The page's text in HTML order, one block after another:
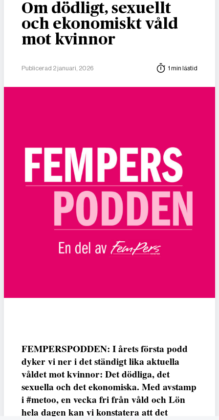
Om dödligt, sexuellt
och ekonomiskt våld
mot kvinnor
Publicerad 2 januari, 2026 1 min lästid
FEMPERSPODDEN: I årets första podd
dyker vi ner i det ständigt lika aktuella
våldet mot kvinnor: Det dödliga, det
sexuella och det ekonomiska. Med avstamp
i #metoo, en vecka fri från våld och Lön
hela dagen kan vi konstatera att det